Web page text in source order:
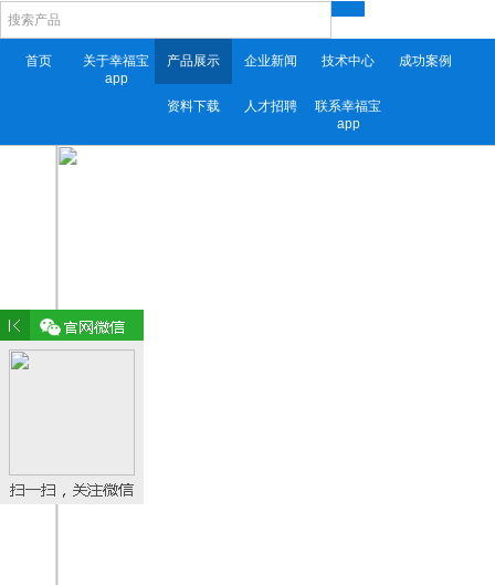
首页
关于幸福宝
app
产品展示 企业新闻 技术中心 成功案例
资料下载 人才招聘
联系幸福宝
app